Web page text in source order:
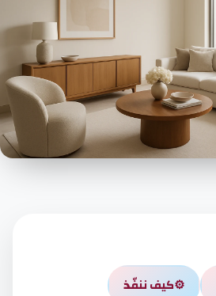
⚙️كيف ننفّذ